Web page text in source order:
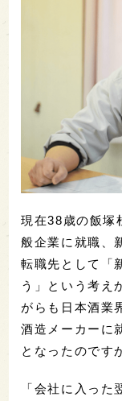
現在38歳の飯塚
般企業に就職、
転職先として「
う」という考え
がらも日本酒業
酒造メーカーに
となったのです
「会社に入った